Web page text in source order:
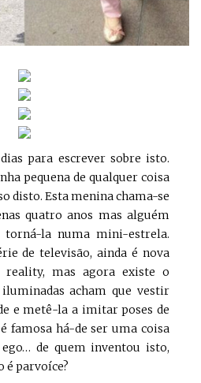
para escrever sobre isto.
pequena de qualquer coisa
disto. Esta menina chama-se
quatro anos mas alguém
torná-la numa mini-estrela.
de televisão, ainda é nova
mas agora existe o
acham que vestir
e metê-la a imitar poses de
famosa há-de ser uma coisa
de quem inventou isto,
é parvoíce?